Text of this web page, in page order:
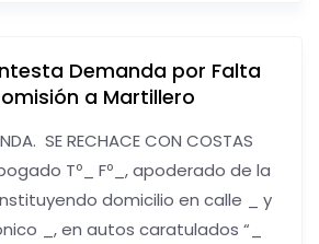
Demanda por Falta
a Martillero
SE RECHACE CON COSTAS
Tº_ Fº_, apoderado de la
domicilio en calle _ y
_, en autos caratulados “_